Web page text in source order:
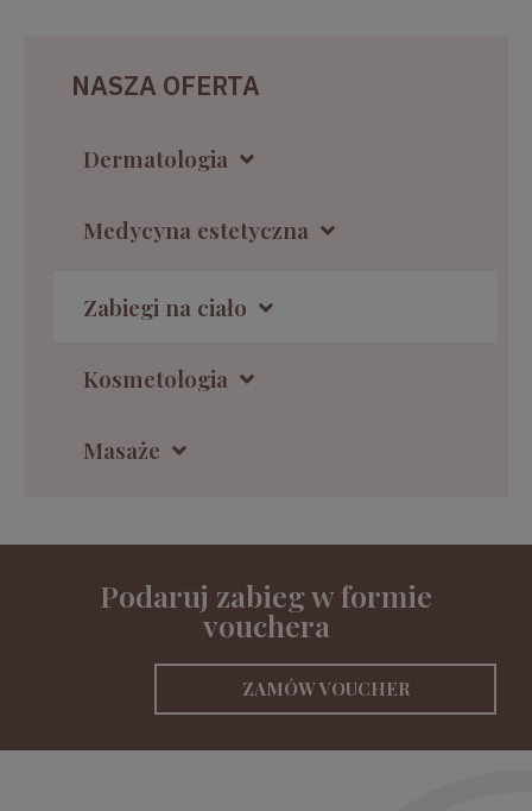
NASZA OFERTA
Dermatologia
Medycyna estetyczna
Zabiegi na ciało
Kosmetologia
Masaże
Podaruj zabieg w formie
vouchera
ZAMÓW VOUCHER